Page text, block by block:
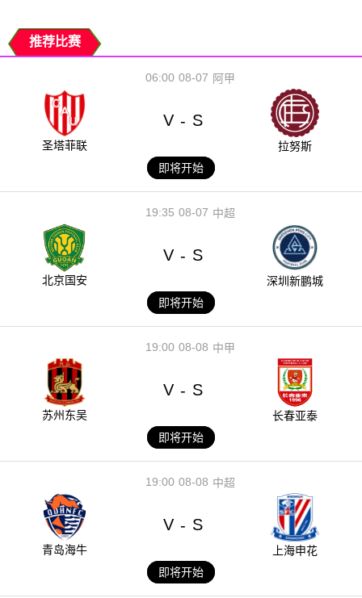
推荐比赛
08-07
06:00 阿甲
圣塔菲联
V - S
拉努斯
即将开始
08-07
19:35 中超
北京国安
V - S
深圳新鹏城
即将开始
08-08
19:00 中甲
苏州东吴
V - S
长春亚泰
即将开始
08-08
19:00 中超
青岛海牛
V - S
上海申花
即将开始